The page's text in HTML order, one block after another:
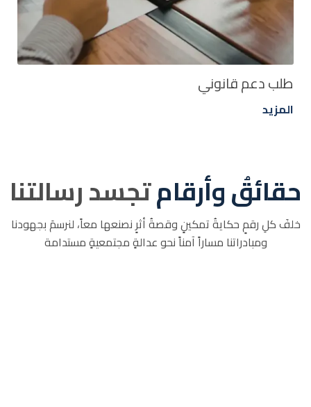
طلب دعم قانوني
المزيد
حقائقُ وأرقامتجسد رسالتنا
خلفَ كلِ رقمٍ حكايةُ تمكينٍ وقصةُ أثرٍ نصنعها معاً، لنرسمَ بجهودنا
ومبادراتنا مساراً آمناً نحو عدالةٍ مجتمعيةٍ مستدامة